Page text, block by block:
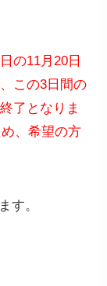
の11月20日
この3日間の
了となりま
、希望の方
す。